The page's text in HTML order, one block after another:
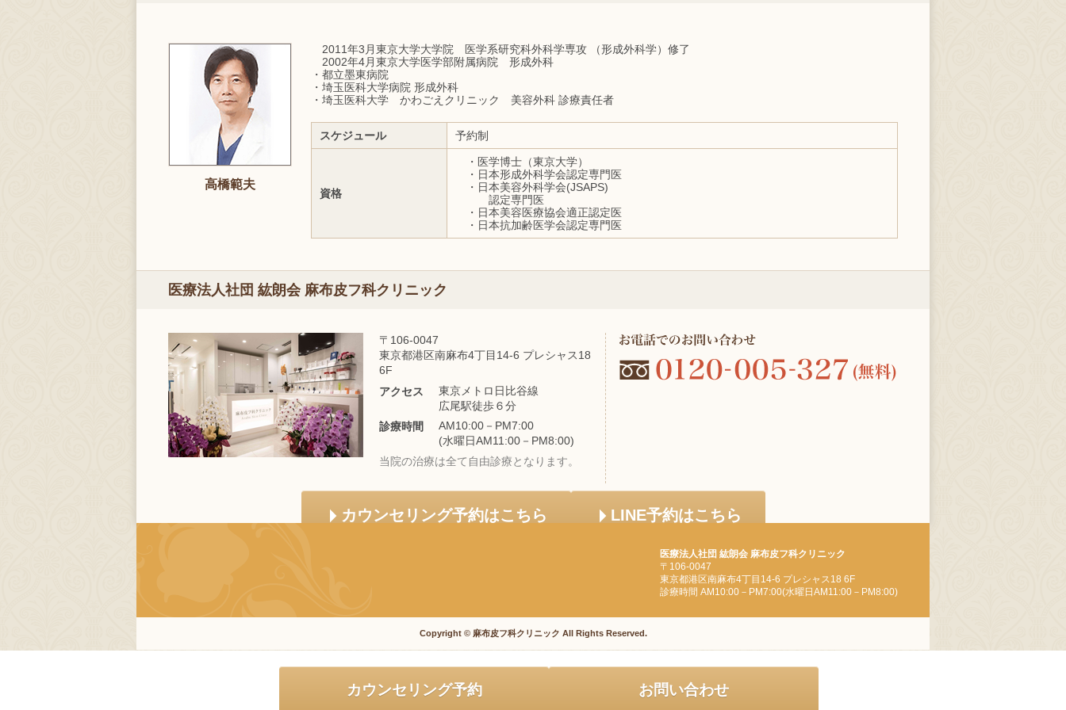
高橋範夫
2011年3月東京大学大学院 医学系研究科外科学専攻 （形成外科学）修了
2002年4月東京大学医学部附属病院 形成外科
・都立墨東病院
・埼玉医科大学病院 形成外科
・埼玉医科大学 かわごえクリニック 美容外科 診療責任者
スケジュール 予約制
資格
・医学博士（東京大学）
・日本形成外科学会認定専門医
・日本美容外科学会(JSAPS)
認定専門医
・日本美容医療協会適正認定医
・日本抗加齢医学会認定専門医
医療法人社団 紘朗会 麻布皮フ科クリニック
〒106-0047
東京都港区南麻布4丁目14-6 プレシャス18
6F
アクセス
東京メトロ日比谷線
広尾駅徒歩６分
診療時間
AM10:00－PM7:00
(水曜日AM11:00－PM8:00)
当院の治療は全て自由診療となります。
カウンセリング予約はこちら LINE予約はこちら
医療法人社団 紘朗会 麻布皮フ科クリニック
〒106-0047
東京都港区南麻布4丁目14-6 プレシャス18 6F
診療時間 AM10:00－PM7:00(水曜日AM11:00－PM8:00)
Copyright © 麻布皮フ科クリニック All Rights Reserved.
カウンセリング予約 お問い合わせ